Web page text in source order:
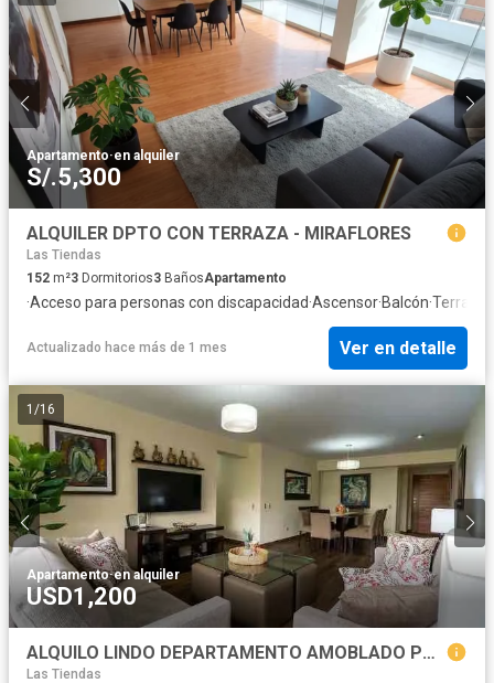
Apartamento·en alquiler
S/.5,300
ALQUILER DPTO CON TERRAZA - MIRAFLORES
Las Tiendas
152 m²3 Dormitorios3 BañosApartamento
·Acceso para personas con discapacidad·Ascensor·Balcón·Terraza
Actualizado hace más de 1 mes Ver en detalle
1 /16
Apartamento·en alquiler
USD1,200
ALQUILO LINDO DEPARTAMENTO AMOBLADO POR MESES CERCA LARCOMAR CON GASTOS INCLUIDOS
Las Tiendas